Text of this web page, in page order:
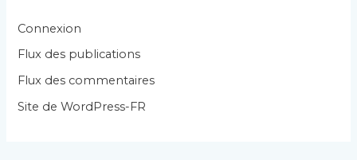
r
i
e
Connexion
Flux des publications
Flux des commentaires
Site de WordPress-FR